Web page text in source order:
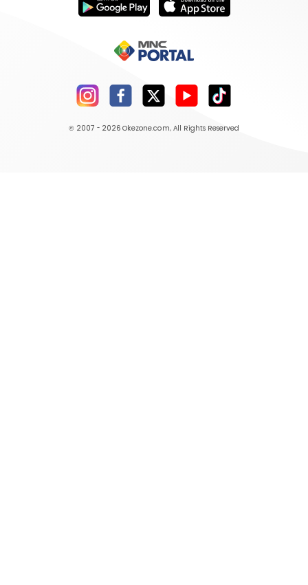
© 2007 - 2026 Okezone.com, All Rights Reserved